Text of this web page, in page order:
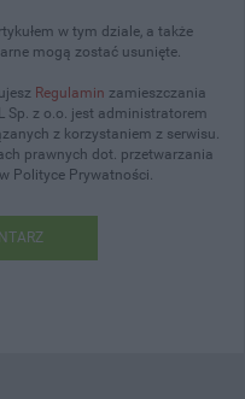
w tym dziale, a także
mogą zostać usunięte.
Regulamin zamieszczania
Sp. z o.o. jest administratorem
z korzystaniem z serwisu.
prawnych dot. przetwarzania
Polityce Prywatności.